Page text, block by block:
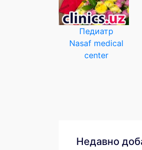
Педиатр
Nasaf medical
center
Недавно